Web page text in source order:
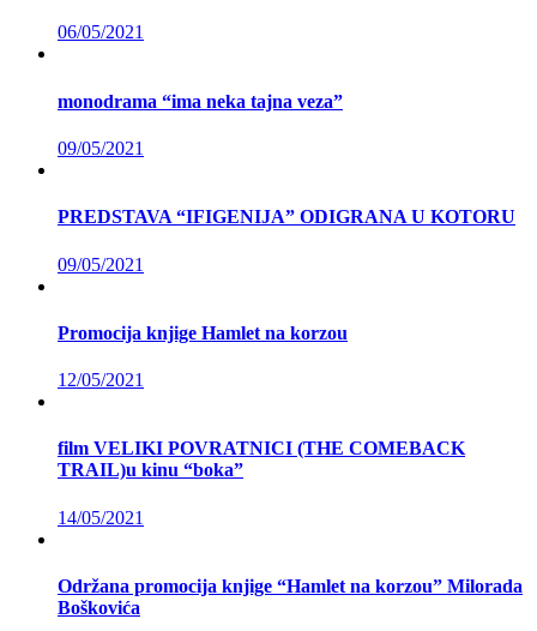
06/05/2021
monodrama “ima neka tajna veza”
09/05/2021
PREDSTAVA “IFIGENIJA” ODIGRANA U KOTORU
09/05/2021
Promocija knjige Hamlet na korzou
12/05/2021
film VELIKI POVRATNICI (THE COMEBACK
TRAIL)u kinu “boka”
14/05/2021
Održana promocija knjige “Hamlet na korzou” Milorada
Boškovića